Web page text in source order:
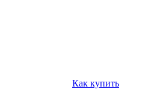
Как купить